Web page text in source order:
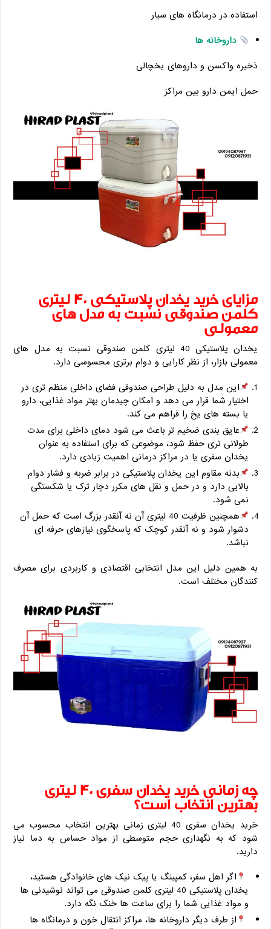
استفاده در درمانگاه ‌های سیار
داروخانه ‌ها
ذخیره واکسن و داروهای یخچالی
حمل ایمن دارو بین مراکز
مزایای خرید یخدان پلاستیکی 40 لیتری
کلمن صندوقی نسبت به مدل ‌های
معمولی
یخدان پلاستیکی 40 لیتری کلمن صندوقی نسبت به مدل ‌های
معمولی بازار، از نظر کارایی و دوام برتری محسوسی دارد.
این مدل به ‌دلیل طراحی صندوقی فضای داخلی منظم ‌تری در
اختیار شما قرار می‌ دهد و امکان چیدمان بهتر مواد غذایی، دارو
یا بسته ‌های یخ را فراهم می ‌کند.
عایق ‌بندی ضخیم ‌تر باعث می‌ شود دمای داخلی برای مدت
طولانی ‌تری حفظ شود، موضوعی که برای استفاده به‌ عنوان
یخدان سفری یا در مراکز درمانی اهمیت زیادی دارد.
بدنه مقاوم این یخدان پلاستیکی در برابر ضربه و فشار دوام
بالایی دارد و در حمل‌ و نقل ‌های مکرر دچار ترک یا شکستگی
نمی ‌شود.
همچنین ظرفیت 40 لیتری آن نه آنقدر بزرگ است که حمل آن
دشوار شود و نه آنقدر کوچک که پاسخگوی نیازهای حرفه ‌ای
نباشد.
به همین دلیل این مدل انتخابی اقتصادی و کاربردی برای مصرف
‌کنندگان مختلف است.
چه زمانی خرید یخدان سفری 40 لیتری
بهترین انتخاب است؟
خرید یخدان سفری 40 لیتری زمانی بهترین انتخاب محسوب می
‌شود که به نگهداری حجم متوسطی از مواد حساس به دما نیاز
دارید.
اگر اهل سفر، کمپینگ یا پیک ‌نیک‌ های خانوادگی هستید،
یخدان پلاستیکی 40 لیتری کلمن صندوقی می ‌تواند نوشیدنی‌ ها
و مواد غذایی شما را برای ساعت‌ ها خنک نگه دارد.
از طرف دیگر داروخانه ‌ها، مراکز انتقال خون و درمانگاه ‌ها